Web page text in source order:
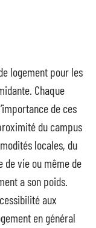
logement pour les
Chaque
de ces
du campus
locales, du
de vie ou même de
a son poids.
aux
en général